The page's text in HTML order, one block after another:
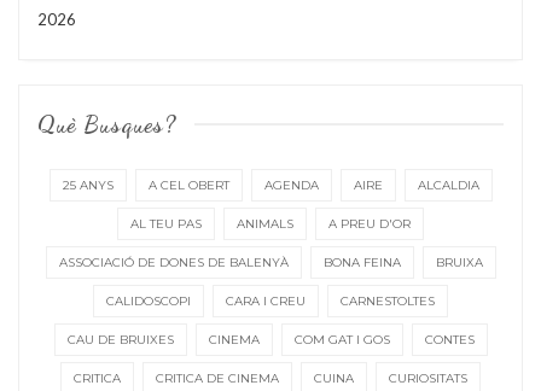
2026
Què Busques?
25 ANYS A CEL OBERT AGENDA AIRE ALCALDIA
AL TEU PAS ANIMALS A PREU D'OR
ASSOCIACIÓ DE DONES DE BALENYÀ BONA FEINA BRUIXA
CALIDOSCOPI CARA I CREU CARNESTOLTES
CAU DE BRUIXES CINEMA COM GAT I GOS CONTES
CRITICA CRITICA DE CINEMA CUINA CURIOSITATS